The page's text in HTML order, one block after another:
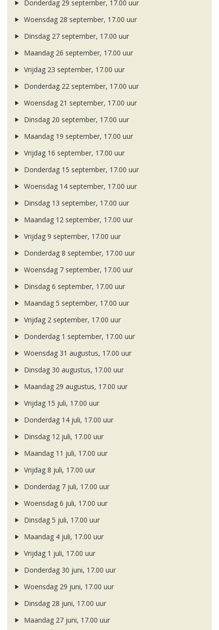
Donderdag 29 september, 17.00 uur
Woensdag 28 september, 17.00 uur
Dinsdag 27 september, 17.00 uur
Maandag 26 september, 17.00 uur
Vrijdag 23 september, 17.00 uur
Donderdag 22 september, 17.00 uur
Woensdag 21 september, 17.00 uur
Dinsdag 20 september, 17.00 uur
Maandag 19 september, 17.00 uur
Vrijdag 16 september, 17.00 uur
Donderdag 15 september, 17.00 uur
Woensdag 14 september, 17.00 uur
Dinsdag 13 september, 17.00 uur
Maandag 12 september, 17.00 uur
Vrijdag 9 september, 17.00 uur
Donderdag 8 september, 17.00 uur
Woensdag 7 september, 17.00 uur
Dinsdag 6 september, 17.00 uur
Maandag 5 september, 17.00 uur
Vrijdag 2 september, 17.00 uur
Donderdag 1 september, 17.00 uur
Woensdag 31 augustus, 17.00 uur
Dinsdag 30 augustus, 17.00 uur
Maandag 29 augustus, 17.00 uur
Vrijdag 15 juli, 17.00 uur
Donderdag 14 juli, 17.00 uur
Dinsdag 12 juli, 17.00 uur
Maandag 11 juli, 17.00 uur
Vrijdag 8 juli, 17.00 uur
Donderdag 7 juli, 17.00 uur
Woensdag 6 juli, 17.00 uur
Dinsdag 5 juli, 17.00 uur
Maandag 4 juli, 17.00 uur
Vrijdag 1 juli, 17.00 uur
Donderdag 30 juni, 17.00 uur
Woensdag 29 juni, 17.00 uur
Dinsdag 28 juni, 17.00 uur
Maandag 27 juni, 17.00 uur